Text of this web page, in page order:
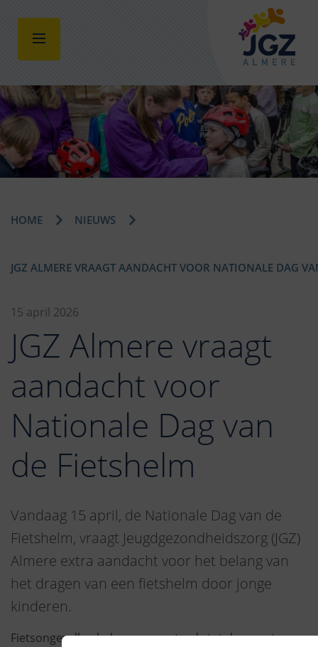
HOME NIEUWS
JGZ ALMERE VRAAGT AANDACHT VOOR NATIONALE DAG
15 april 2026
JGZ Almere vraagt
aandacht voor
Nationale Dag van
de Fietshelm
Vandaag 15 april, de Nationale Dag van de
Fietshelm, vraagt Jeugdgezondheidszorg (JGZ)
Almere extra aandacht voor het belang van
het dragen van een fietshelm door jonge
kinderen.
Fietsongevallen behoren nog steeds tot de meest